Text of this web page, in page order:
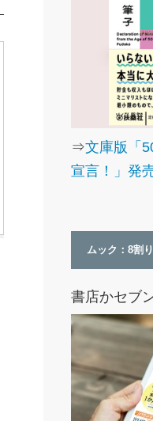
⇒文庫版「
宣言！」発
ムック：8割
書店かセブ